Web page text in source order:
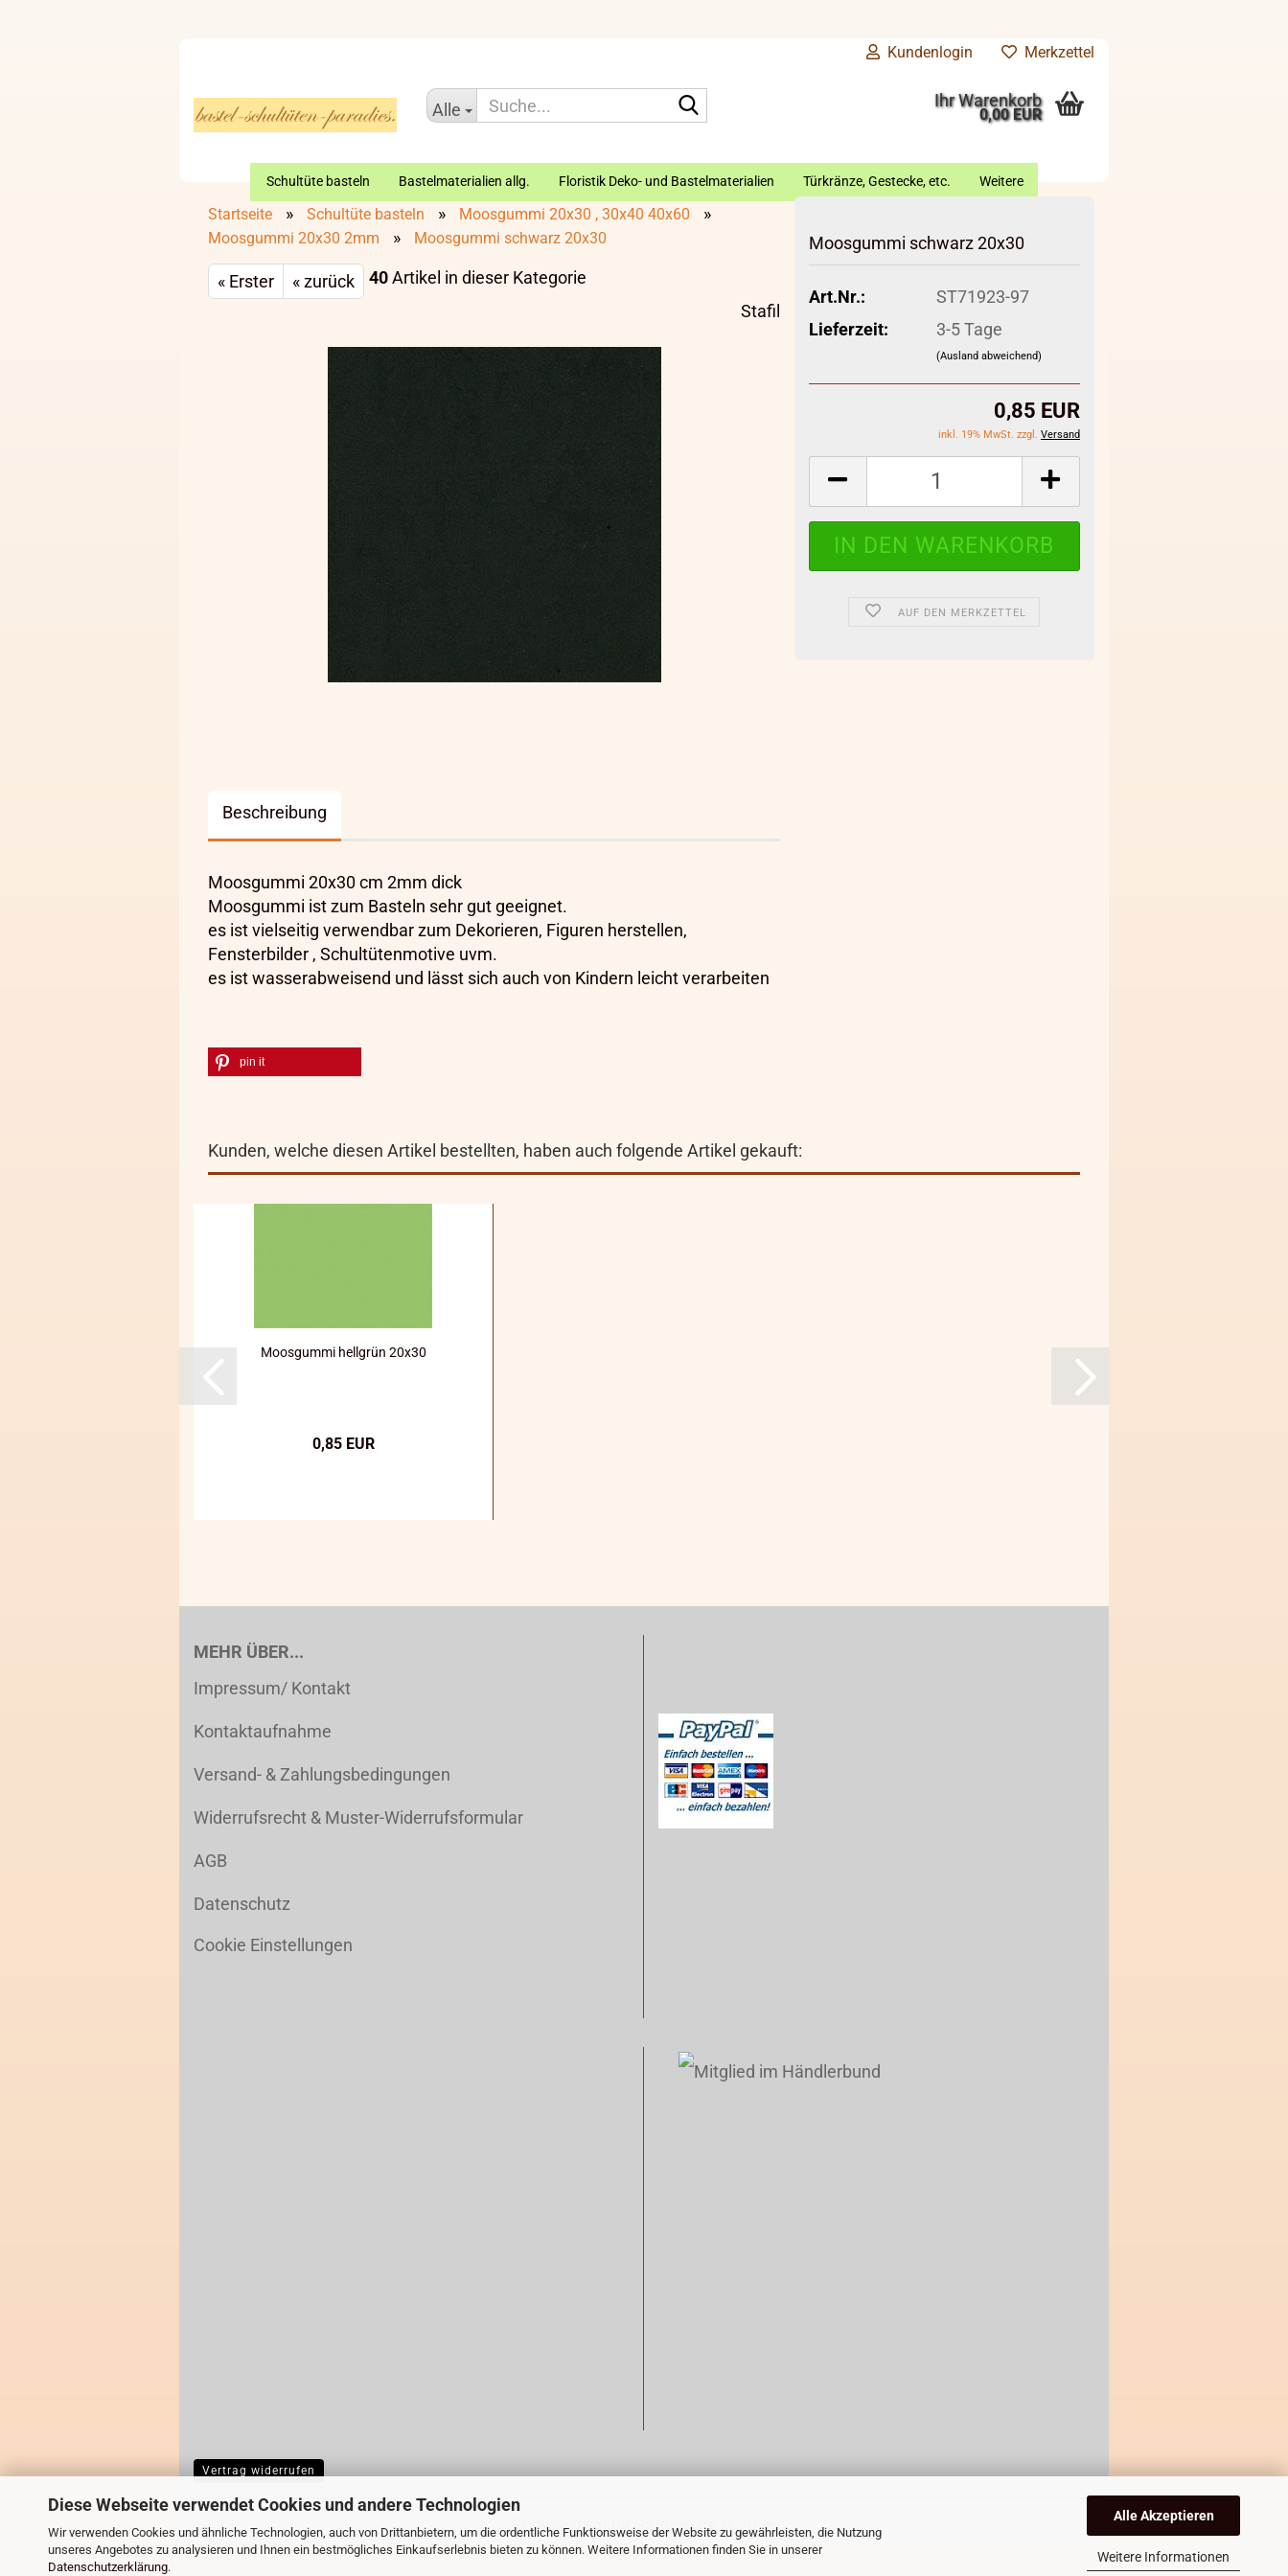
Diese Webseite verwendet Cookies und andere Technologien
Wir verwenden Cookies und ähnliche Technologien, auch von Drittanbietern, um die ordentliche Funktionsweise der Website zu gewährleisten, die Nutzung
unseres Angebotes zu analysieren und Ihnen ein bestmögliches Einkaufserlebnis bieten zu können. Weitere Informationen finden Sie in unserer
Datenschutzerklärung.
Alle Akzeptieren
Weitere Informationen
Kundenlogin Merkzettel
Alle Ihr Warenkorb
0,00 EUR
Schultüte basteln Bastelmaterialien allg. Floristik Deko- und Bastelmaterialien Türkränze, Gestecke, etc. Weitere
Startseite » Schultüte basteln » Moosgummi 20x30 , 30x40 40x60 »
Moosgummi 20x30 2mm » Moosgummi schwarz 20x30
« Erster « zurück 40Artikel in dieser Kategorie
Stafil
Moosgummi schwarz 20x30
Art.Nr.:
ST71923-97
Lieferzeit:
3-5 Tage
(Ausland abweichend)
0,85 EUR
inkl. 19% MwSt. zzgl. Versand
AUF DEN MERKZETTEL
Beschreibung
Moosgummi 20x30 cm 2mm dick
Moosgummi ist zum Basteln sehr gut geeignet.
es ist vielseitig verwendbar zum Dekorieren, Figuren herstellen,
Fensterbilder , Schultütenmotive uvm.
es ist wasserabweisend und lässt sich auch von Kindern leicht verarbeiten
pin it
Kunden, welche diesen Artikel bestellten, haben auch folgende Artikel gekauft:
Moosgummi hellgrün 20x30
0,85 EUR
MEHR ÜBER...
Impressum/ Kontakt
Kontaktaufnahme
Versand- & Zahlungsbedingungen
Widerrufsrecht & Muster-Widerrufsformular
AGB
Datenschutz
Cookie Einstellungen
Vertrag widerrufen
Shopsystem by Gambio.de © 2026